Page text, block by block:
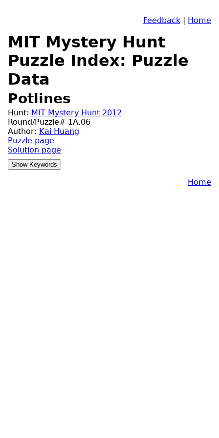
Feedback | Home
MIT Mystery Hunt
Puzzle Index: Puzzle
Data
Potlines
Hunt: MIT Mystery Hunt 2012
Round/Puzzle# 1A.06
Author: Kai Huang
Puzzle page
Solution page
Home